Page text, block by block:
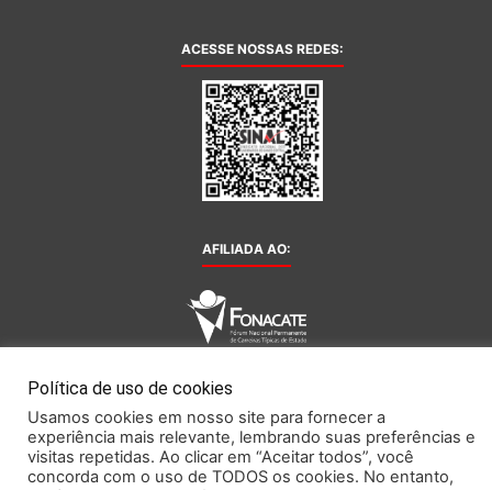
ACESSE NOSSAS REDES:
AFILIADA AO:
Este portal obedece às prescrições da Lei Geral de Proteção de Dados.
2026 SINAL – Sindicato Nacional dos Funcionários do Banco Central.
Política de uso de cookies
Usamos cookies em nosso site para fornecer a
experiência mais relevante, lembrando suas preferências e
visitas repetidas. Ao clicar em “Aceitar todos”, você
concorda com o uso de TODOS os cookies. No entanto,